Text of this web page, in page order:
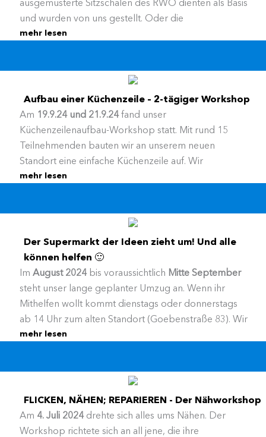
Am 05.04.2025 bis 12.05.2025 findet eine Ausstellung
der Kirchenmodelle im Stadtpavillon am Altmarkt
ausgemusterte Sitzschalen des RWO dienten als Basis
und wurden von uns gestellt. Oder die
Lieblingssitzschale wurde mitgebracht.
"Inequalities matter" in Zusammenarbeit mit dem
Büro für Interkultur der Stadt Oberhausen statt.
mehr lesen
Aufbau einer Küchenzeile – 2-tägiger Workshop
Am 19.9.24 und 21.9.24fand unser
Küchenzeilenaufbau-Workshop statt. Mit rund 15
Teilnehmenden bauten wir an unserem neuen
Standort eine einfache Küchenzeile auf. Wir
kombinierten dabei neue und gebrauchte Teile und
Arbeitsplatte sowie der Anschluss der Spüle dürfte
nun niemanden mehr schocken 🙂
mehr lesen
Der Supermarkt der Ideen zieht um! Und alle
können helfen 🙂
Im August 2024bis voraussichtlich Mitte September
steht unser lange geplanter Umzug an. Wenn ihr
Mithelfen wollt kommt dienstags oder donnerstags
ab 14 Uhr zum alten Standort (Goebenstraße 83). Wir
ziehen nicht weit: Der Übergangsstandort ist nur 400
mehr lesen
FLICKEN, NÄHEN; REPARIEREN - Der Nähworkshop
Am 4. Juli 2024drehte sich alles ums Nähen. Der
Workshop richtete sich an all jene, die ihre